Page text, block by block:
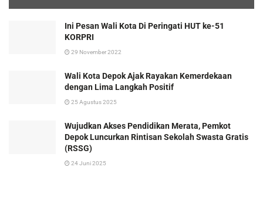
Ini Pesan Wali Kota Di Peringati HUT ke-51
KORPRI
29 November 2022
Wali Kota Depok Ajak Rayakan Kemerdekaan
dengan Lima Langkah Positif
25 Agustus 2025
Wujudkan Akses Pendidikan Merata, Pemkot
Depok Luncurkan Rintisan Sekolah Swasta Gratis
(RSSG)
24 Juni 2025